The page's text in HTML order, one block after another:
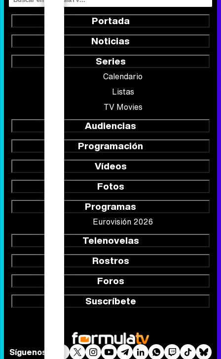
Portada
Noticias
Series
Calendario
Listas
TV Movies
Audiencias
Programación
Vídeos
Fotos
Programas
Eurovisión 2026
Telenovelas
Rostros
Foros
Suscríbete
Síguenos